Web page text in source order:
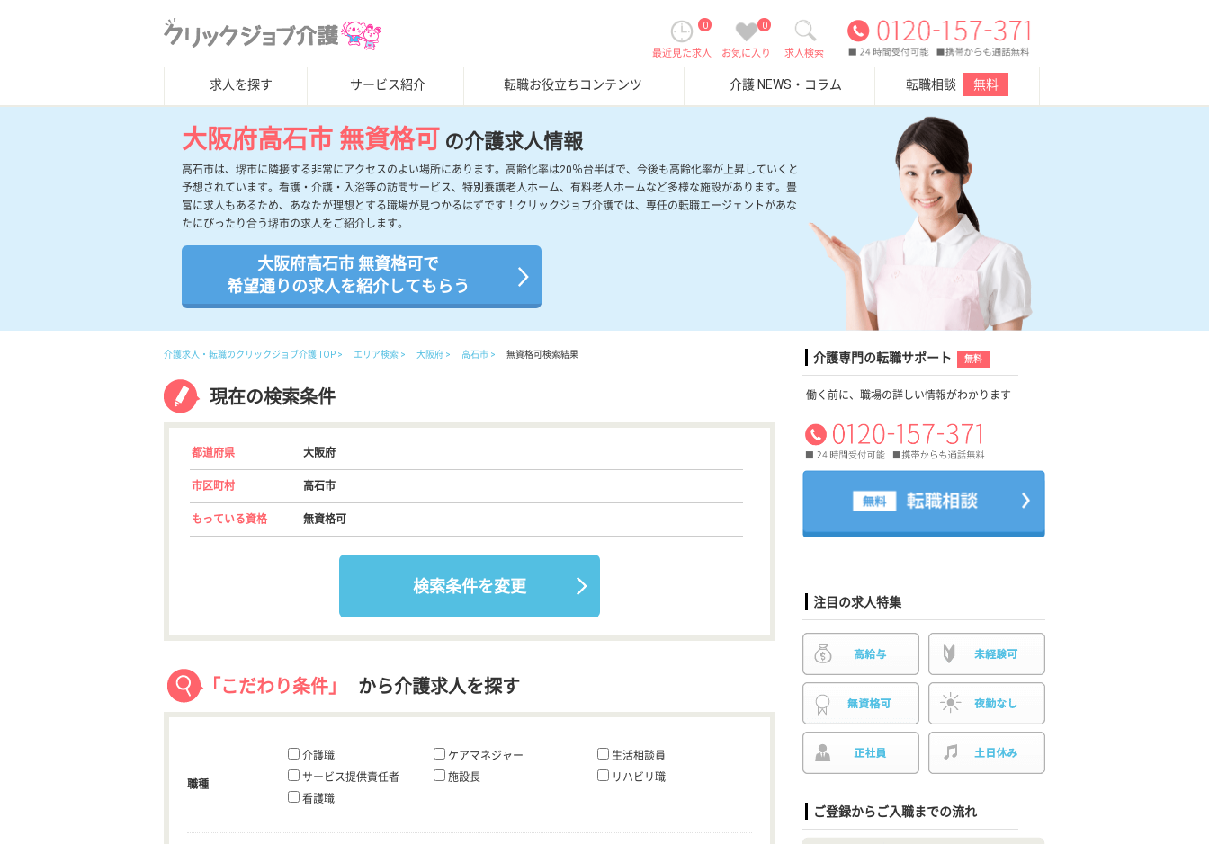
求人検索
0
お気に入り
0
最近見た求人
求人を探す サービス紹介 転職お役立ちコンテンツ 介護 NEWS・コラム 転職相談 無料
大阪府高石市 無資格可 の介護求人情報
高石市は、堺市に隣接する非常にアクセスのよい場所にあります。高齢化率は20％台半ばで、今後も高齢化率が上昇していくと
予想されています。看護・介護・入浴等の訪問サービス、特別養護老人ホーム、有料老人ホームなど多様な施設があります。豊
富に求人もあるため、あなたが理想とする職場が見つかるはずです！クリックジョブ介護では、専任の転職エージェントがあな
たにぴったり合う堺市の求人をご紹介します。
大阪府高石市 無資格可で
希望通りの求人を紹介してもらう
介護求人・転職のクリックジョブ介護 TOP エリア検索 大阪府 高石市 無資格可検索結果
現在の検索条件
都道府県 大阪府
市区町村 高石市
もっている資格 無資格可
検索条件を変更
「こだわり条件」 から介護求人を探す
職種
介護職 ケアマネジャー
生活相談員
サービス提供責任者
施設長
リハビリ職
看護職
介護専門の転職サポート 無料
働く前に、職場の詳しい情報がわかります
注目の求人特集
ご登録からご入職までの流れ